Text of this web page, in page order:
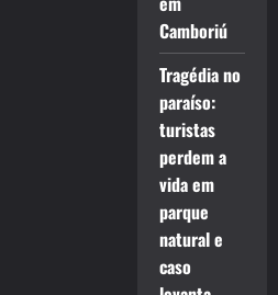
Camboriú
Tragédia no
paraíso:
turistas
perdem a
vida em
parque
natural e
caso